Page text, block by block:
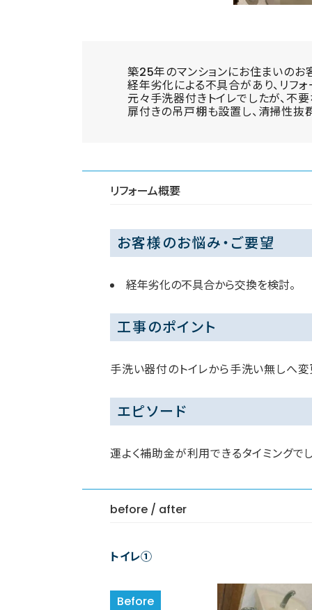
築25年のマンションにお住まいのお
経年劣化による不具合があり、リフ
元々手洗器付きトイレでしたが、不
扉付きの吊戸棚も設置し、清掃性抜
リフォーム概要
お客様のお悩み・ご要望
経年劣化の不具合から交換を検討。
工事のポイント
手洗い器付のトイレから手洗い無しへ
エピソード
運よく補助金が利用できるタイミングで
before / after
トイレ①